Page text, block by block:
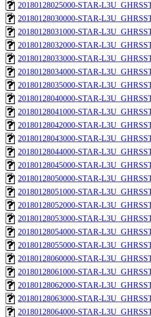
20180128025000-STAR-
20180128030000-STAR-
20180128031000-STAR-
20180128032000-STAR-
20180128033000-STAR-
20180128034000-STAR-
20180128035000-STAR-
20180128040000-STAR-
20180128041000-STAR-
20180128042000-STAR-
20180128043000-STAR-
20180128044000-STAR-
20180128045000-STAR-
20180128050000-STAR-
20180128051000-STAR-
20180128052000-STAR-
20180128053000-STAR-
20180128054000-STAR-
20180128055000-STAR-
20180128060000-STAR-
20180128061000-STAR-
20180128062000-STAR-
20180128063000-STAR-
20180128064000-STAR-